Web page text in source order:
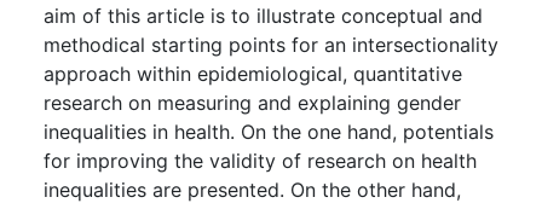
aim of this article is to illustrate conceptual and
methodical starting points for an intersectionality
approach within epidemiological, quantitative
research on measuring and explaining gender
inequalities in health. On the one hand, potentials
for improving the validity of research on health
inequalities are presented. On the other hand,